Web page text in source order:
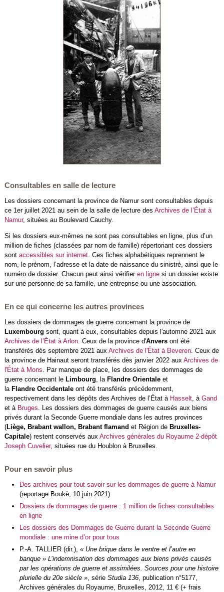
Consultables en salle de lecture
Les dossiers concernant la province de Namur sont consultables depuis
ce 1er juillet 2021 au sein de la salle de lecture des Archives de l’État à
Namur, situées au Boulevard Cauchy.
Si les dossiers eux-mêmes ne sont pas consultables en ligne, plus d’un
million de fiches (classées par nom de famille) répertoriant ces dossiers
sont accessibles sur internet. Ces fiches alphabétiques reprennent le
nom, le prénom, l’adresse et la date de naissance du sinistré, ainsi que le
numéro de dossier. Chacun peut ainsi vérifier en lignesi un dossier existe
sur une personne de sa famille, une entreprise ou une association.
En ce qui concerne les autres provinces
Les dossiers de dommages de guerre concernant la province de
Luxembourg sont, quant à eux, consultables depuis l'automne 2021 aux
Archives de l’État à Arlon. Ceux de la province d'Anversont été
transférés dès septembre 2021 aux Archives de l'État à Beveren. Ceux de
la province de Hainaut seront transférés dès janvier 2022 aux Archives de
l'État à Mons . Par manque de place, les dossiers des dommages de
guerre concernant le Limbourg , laFlandre Orientale et
laFlandre Occidentaleont été transférés précédemment,
respectivement dans les dépôts des Archives de l’État à Hasselt, à Gand
et à Bruges . Les dossiers des dommages de guerre causés aux biens
privés durant la Seconde Guerre mondiale dans les autres provinces
(Liège, Brabant wallon, Brabant flamand et Région de Bruxelles-
Capitale) restent conservés aux Archives générales du Royaume 2-dépôt
Joseph Cuvelier, situées rue du Houblon à Bruxelles.
Pour en savoir plus
Des archives pour tout savoir sur les dommages de guerre à Namur
(reportage Boukè, 10 juin 2021)
Dossiers de dommages de guerre : 1 million de fiches consultables
en ligne
Les dossiers des Dommages de Guerre durant la Seconde Guerre
mondiale : une mine d’or pour tous
P.-A. TALLIER (dir.), « Une brique dans le ventre et l’autre en
banque » L’indemnisation des dommages aux biens privés causés
par les opérations de guerre et assimilées. Sources pour une histoire
plurielle du 20e siècle », série Studia 136, publication n°5177,
Archives générales du Royaume, Bruxelles, 2012, 11 € (+ frais